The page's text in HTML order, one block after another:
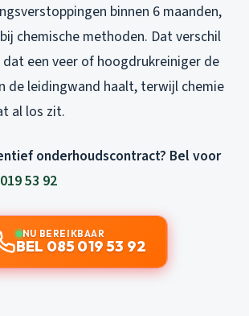
binnen 6 maanden,
chemische methoden. Dat verschil
een veer of hoogdrukreiniger de
de leidingwand haalt, terwijl chemie
al los zit.
onderhoudscontract? Bel voor
53 92
NU BEREIKBAAR
BEL 085 019 53 92